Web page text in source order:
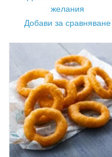
желания
Добави за сравняване